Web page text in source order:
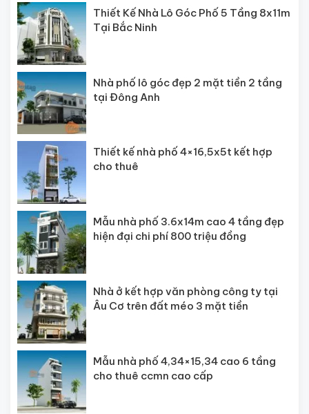
Thiết Kế Nhà Lô Góc Phố 5 Tầng 8x11m
Tại Bắc Ninh
Nhà phố lô góc đẹp 2 mặt tiền 2 tầng
tại Đông Anh
Thiết kế nhà phố 4×16,5x5t kết hợp
cho thuê
Mẫu nhà phố 3.6x14m cao 4 tầng đẹp
hiện đại chi phí 800 triệu đồng
Nhà ở kết hợp văn phòng công ty tại
Âu Cơ trên đất méo 3 mặt tiền
Mẫu nhà phố 4,34×15,34 cao 6 tầng
cho thuê ccmn cao cấp